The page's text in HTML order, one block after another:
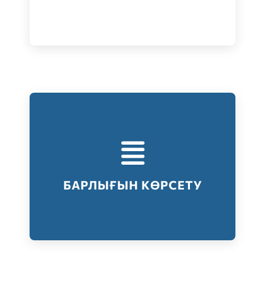
БАРЛЫҒЫН КӨРСЕТУ
Тестілеудің барлық түрлері
Барлығын көрсету